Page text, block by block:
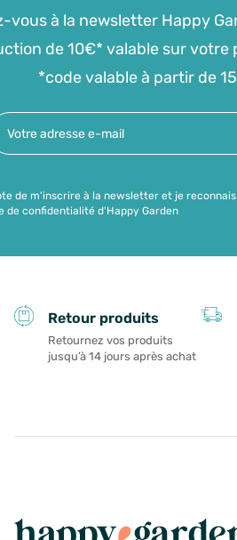
vous à la newsletter Happy
de 10€* valable sur votre
*code valable à partir de
de m'inscrire à la newsletter et je
de confidentialité d'Happy Garden
Retour produits
Retournez vos produits
jusqu’à 14 jours après achat